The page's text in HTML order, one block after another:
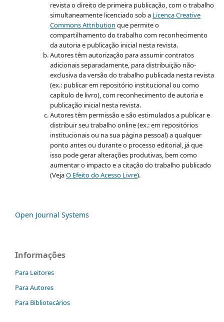
revista o direito de primeira publicação, com o trabalho
simultaneamente licenciado sob a Licença Creative
Commons Attribution que permite o
compartilhamento do trabalho com reconhecimento
da autoria e publicação inicial nesta revista.
Autores têm autorização para assumir contratos
adicionais separadamente, para distribuição não-
exclusiva da versão do trabalho publicada nesta revista
(ex.: publicar em repositório institucional ou como
capítulo de livro), com reconhecimento de autoria e
publicação inicial nesta revista.
Autores têm permissão e são estimulados a publicar e
distribuir seu trabalho online (ex.: em repositórios
institucionais ou na sua página pessoal) a qualquer
ponto antes ou durante o processo editorial, já que
isso pode gerar alterações produtivas, bem como
aumentar o impacto e a citação do trabalho publicado
(VejaO Efeito do Acesso Livre).
Open Journal Systems
Informações
Para Leitores
Para Autores
Para Bibliotecários